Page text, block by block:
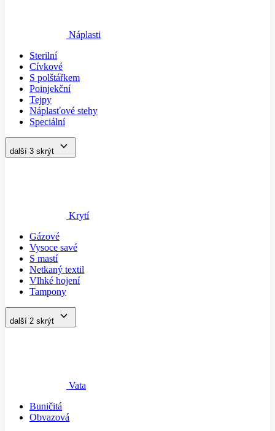
Náplasti
Sterilní
Cívkové
S polštářkem
Poinjekční
Tejpy
Náplasťové stehy
Speciální
další 3 skrýt
Krytí
Gázové
Vysoce savé
S mastí
Netkaný textil
Vlhké hojení
Tampony
další 2 skrýt
Vata
Buničitá
Obvazová